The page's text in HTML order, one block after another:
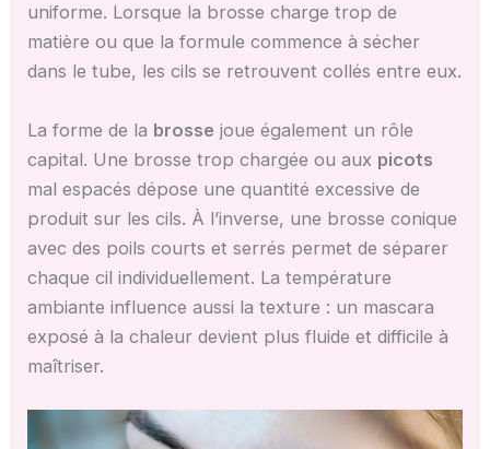
uniforme. Lorsque la brosse charge trop de
matière ou que la formule commence à sécher
dans le tube, les cils se retrouvent collés entre eux.
La forme de la brosse joue également un rôle
capital. Une brosse trop chargée ou aux picots
mal espacés dépose une quantité excessive de
produit sur les cils. À l’inverse, une brosse conique
avec des poils courts et serrés permet de séparer
chaque cil individuellement. La température
ambiante influence aussi la texture : un mascara
exposé à la chaleur devient plus fluide et difficile à
maîtriser.